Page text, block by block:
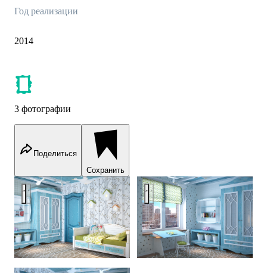
Год реализации
2014
3 фотографии
Поделиться
Сохранить
Kids room for a girl in light blue colors - 3D vizualization
Kids room for a girl in light